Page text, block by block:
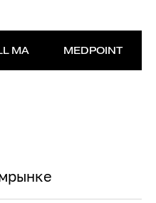
MA MEDPOINT